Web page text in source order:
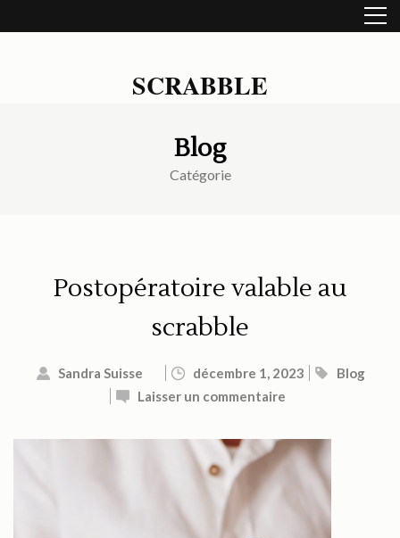
au
SCRABBLE
Blog
Catégorie
Postopératoire valable au
scrabble
Sandra Suisse décembre 1, 2023
Blog
Laisser un commentaire